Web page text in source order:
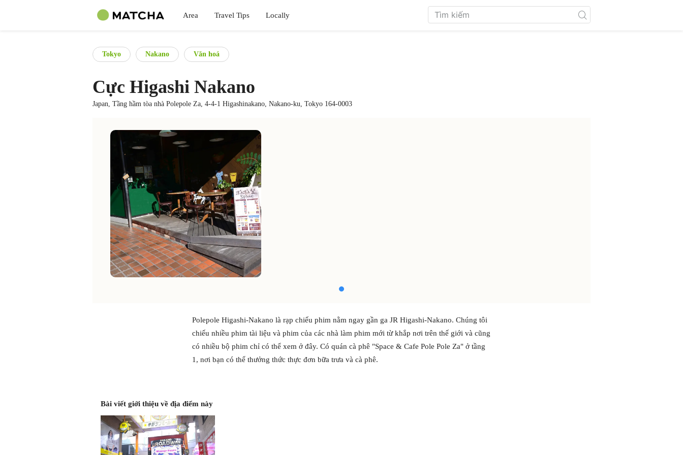
Area Travel Tips Locally
Tokyo Nakano Văn hoá
Cực Higashi Nakano
Japan, Tầng hầm tòa nhà Polepole Za, 4-4-1 Higashinakano, Nakano-ku, Tokyo 164-0003
Polepole Higashi-Nakano là rạp chiếu phim nằm ngay gần ga JR Higashi-Nakano. Chúng tôi
chiếu nhiều phim tài liệu và phim của các nhà làm phim mới từ khắp nơi trên thế giới và cũng
có nhiều bộ phim chỉ có thể xem ở đây. Có quán cà phê "Space & Cafe Pole Pole Za" ở tầng
1, nơi bạn có thể thưởng thức thực đơn bữa trưa và cà phê.
Bài viết giới thiệu về địa điểm này